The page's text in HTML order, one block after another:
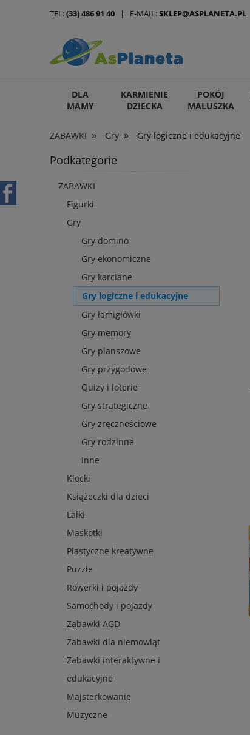
DLA
MAMY
KARMIENIE
DZIECKA
POKÓJ
MALUSZKA
ARTYKUŁY DLA ZWIERZĄT
ZABAWKI » Gry » Gry logiczne i edukacyjne
TEL:(33) 486 91 40 | E-MAIL:SKLEP@ASPLANETA.PL
Podkategorie
ZABAWKI
Figurki
Gry
Gry domino
Gry ekonomiczne
Gry karciane
Gry logiczne i edukacyjne
Gry łamigłówki
Gry memory
Gry planszowe
Gry przygodowe
Quizy i loterie
Gry strategiczne
Gry zręcznościowe
Gry rodzinne
Inne
Klocki
Książeczki dla dzieci
Lalki
Maskotki
Plastyczne kreatywne
Puzzle
Rowerki i pojazdy
Samochody i pojazdy
Zabawki AGD
Zabawki dla niemowląt
Zabawki interaktywne i
edukacyjne
Majsterkowanie
Muzyczne